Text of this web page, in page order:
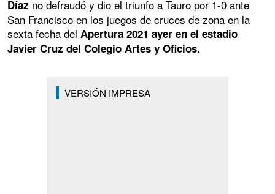
Díaz no defraudó y dio el triunfo a Tauro por 1-0 ante
San Francisco en los juegos de cruces de zona en la
sexta fecha del Apertura 2021 ayer en el estadio
Javier Cruz del Colegio Artes y Oficios.
VERSIÓN IMPRESA